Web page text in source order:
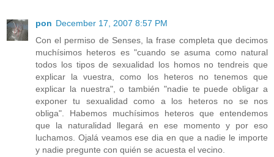
pon December 17, 2007 8:57 PM
Con el permiso de Senses, la frase completa que decimos
muchísimos heteros es "cuando se asuma como natural
todos los tipos de sexualidad los homos no tendreis que
explicar la vuestra, como los heteros no tenemos que
explicar la nuestra", o también "nadie te puede obligar a
exponer tu sexualidad como a los heteros no se nos
obliga". Habemos muchísimos heteros que entendemos
que la naturalidad llegará en ese momento y por eso
luchamos. Ojalá veamos ese dia en que a nadie le importe
y nadie pregunte con quién se acuesta el vecino.